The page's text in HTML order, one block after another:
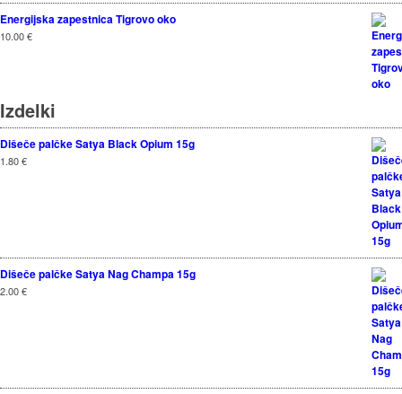
Energijska zapestnica Tigrovo oko
10.00€
Izdelki
Dišeče palčke Satya Black Opium 15g
1.80€
Dišeče palčke Satya Nag Champa 15g
2.00€